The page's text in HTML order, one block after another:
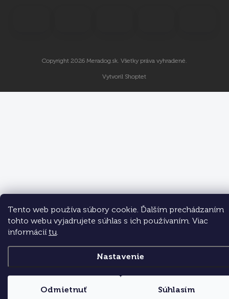
Tento web používa súbory cookie. Ďalším prechádzaním
tohto webu vyjadrujete súhlas s ich používaním. Viac
informácií tu.
Nastavenie
Odmietnuť Súhlasím
Vytvoril Shoptet
Copyright 2026 Meradog.sk . Všetky práva vyhradené.